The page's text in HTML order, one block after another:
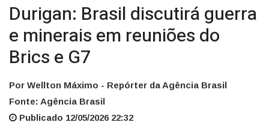
Durigan: Brasil discutirá guerra
e minerais em reuniões do
Brics e G7
Por Wellton Máximo - Repórter da Agência Brasil
Fonte: Agência Brasil
Publicado 12/05/2026 22:32